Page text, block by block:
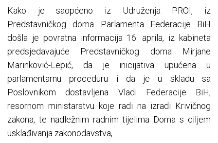
Kako je saopćeno iz Udruženja PROI, iz
Predstavničkog doma Parlamenta Federacije BiH
došla je povratna informacija 16. aprila, iz kabineta
predsjedavajuće Predstavničkog doma Mirjane
Marinković-Lepić, da je inicijativa upućena u
parlamentarnu proceduru i da je u skladu sa
Poslovnikom dostavljena Vladi Federacije BiH,
resornom ministarstvu koje radi na izradi Krivičnog
zakona, te nadležnim radnim tijelima Doma s ciljem
usklađivanja zakonodavstva,